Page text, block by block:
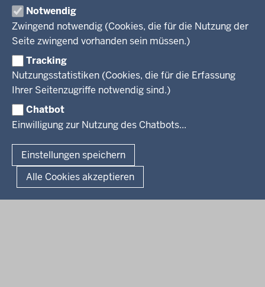
Notwendig
Zwingend notwendig (Cookies, die für die Nutzung der
Seite zwingend vorhanden sein müssen.)
Tracking
Nutzungsstatistiken (Cookies, die für die Erfassung
Ihrer Seitenzugriffe notwendig sind.)
Chatbot
Einwilligung zur Nutzung des Chatbots...
Einstellungen speichern
Alle Cookies akzeptieren
TIM-online
Webdienste
Leitbild
Personalvertretung
Regierungsbezirk
Reisekostenstelle
Veranstaltungen
Stellenangebote
Stellenangebote Schule
Praktikum
Referendariate
Bewerbung
Vormerkstelle NRW
PRESSE
Mediathek
Newsletter
Pressekontakt
Pressemitteilungen
Publikationen
VERFAHREN UND BEKANNTMACHUNGEN
Bekanntmachungen
Legionellen
Luftreinhaltepläne
Verfahrensübersichten
Überwachung umweltrelevanter Anlagen
Facebook
Instagram
LinkedIn
© 2026 Bezirksregierung Köln
Organisationsplan
Lizenzbedingungen Geobasis NRW
Dokumente und Ressourcen
Kontakt